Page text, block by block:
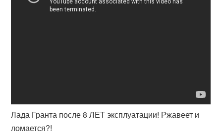
Лада Гранта после 8 ЛЕТ эксплуатации! Ржавеет и
ломается?!